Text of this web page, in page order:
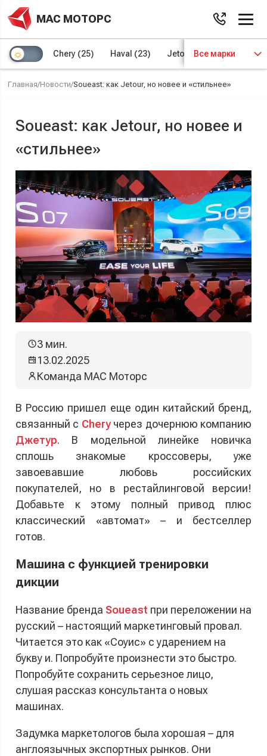
МАС МОТОРС
Chery (25) Haval (23) Jetour (8) Kaiyi (4)
Все марки
Главная/Новости/Soueast: как Jetour, но новее и «стильнее»
Soueast: как Jetour, но новее и
«стильнее»
3 мин.
13.02.2025
Команда МАС Моторс
В Россию пришел еще один китайский бренд,
связанный с Cheryчерез дочернюю компанию
Джетур. В модельной линейке новичка
сплошь знакомые кроссоверы, уже
завоевавшие любовь российских
покупателей, но в рестайлинговой версии!
Добавьте к этому полный привод плюс
классический «автомат» – и бестселлер
готов.
Машина с функцией тренировки
дикции
Название бренда Soueast при переложении на
русский – настоящий маркетинговый провал.
Читается это как «Соуис» с ударением на
букву и. Попробуйте произнести это быстро.
Попробуйте сохранить серьезное лицо,
слушая рассказ консультанта о новых
машинах.
Задумка маркетологов была хорошая – для
англоязычных экспортных рынков. Они